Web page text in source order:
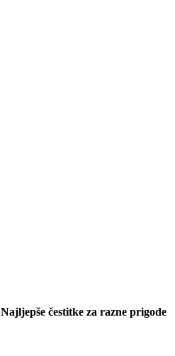
Najljepše čestitke za razne prigode